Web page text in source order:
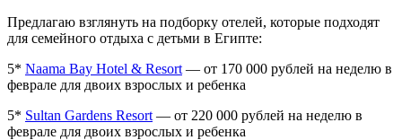
Предлагаю взглянуть на подборку отелей, которые подходят
для семейного отдыха с детьми в Египте:
5* Naama Bay Hotel & Resort — от 170 000 рублей на неделю в
феврале для двоих взрослых и ребенка
5* Sultan Gardens Resort — от 220 000 рублей на неделю в
феврале для двоих взрослых и ребенка